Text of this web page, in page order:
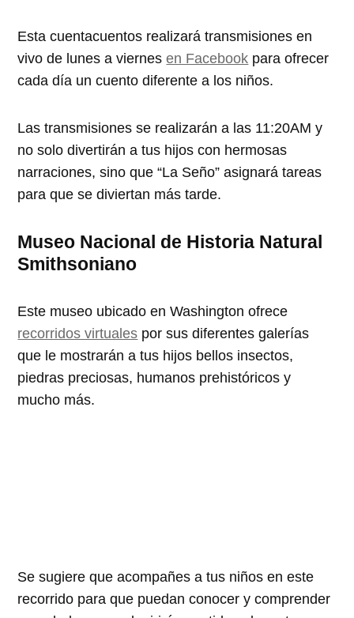
Esta cuentacuentos realizará transmisiones en
vivo de lunes a viernesen Facebook para ofrecer
cada día un cuento diferente a los niños.
Las transmisiones se realizarán a las 11:20AM y
no solo divertirán a tus hijos con hermosas
narraciones, sino que La Seño asignará tareas
para que se diviertan más tarde.
Museo Nacional de Historia Natural
Smithsoniano
Este museo ubicado en Washington ofrece
recorridos virtuales por sus diferentes galerías
que le mostrarán a tus hijos bellos insectos,
piedras preciosas, humanos prehistóricos y
mucho más.
Se sugiere que acompañes a tus niños en este
recorrido para que puedan conocer y comprender